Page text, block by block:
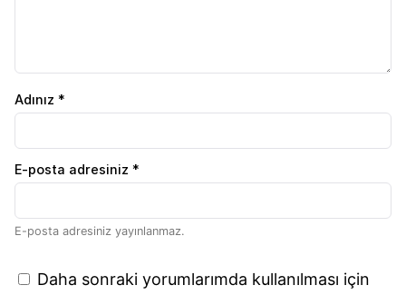
Adınız *
E-posta adresiniz *
E-posta adresiniz yayınlanmaz.
Daha sonraki yorumlarımda kullanılması için